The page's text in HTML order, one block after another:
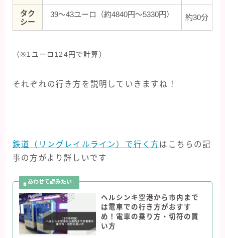
タク
シー
39〜43ユーロ（約4840円〜5330円） 約30分
（※1ユーロ124円で計算）
それぞれの行き方を説明していきますね！
鉄道（リングレイルライン）で行く方はこちらの記
事の方がより詳しいです
ヘルシンキ空港から市内まで
は電車での行き方がおすす
め！電車の乗り方・切符の買
い方